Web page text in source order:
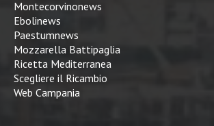
Montecorvinonews
Ebolinews
Paestumnews
Mozzarella Battipaglia
Ricetta Mediterranea
Scegliere il Ricambio
Web Campania